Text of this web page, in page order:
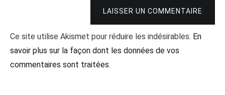
LAISSER UN COMMENTAIRE
Ce site utilise Akismet pour réduire les indésirables. En
savoir plus sur la façon dont les données de vos
commentaires sont traitées.